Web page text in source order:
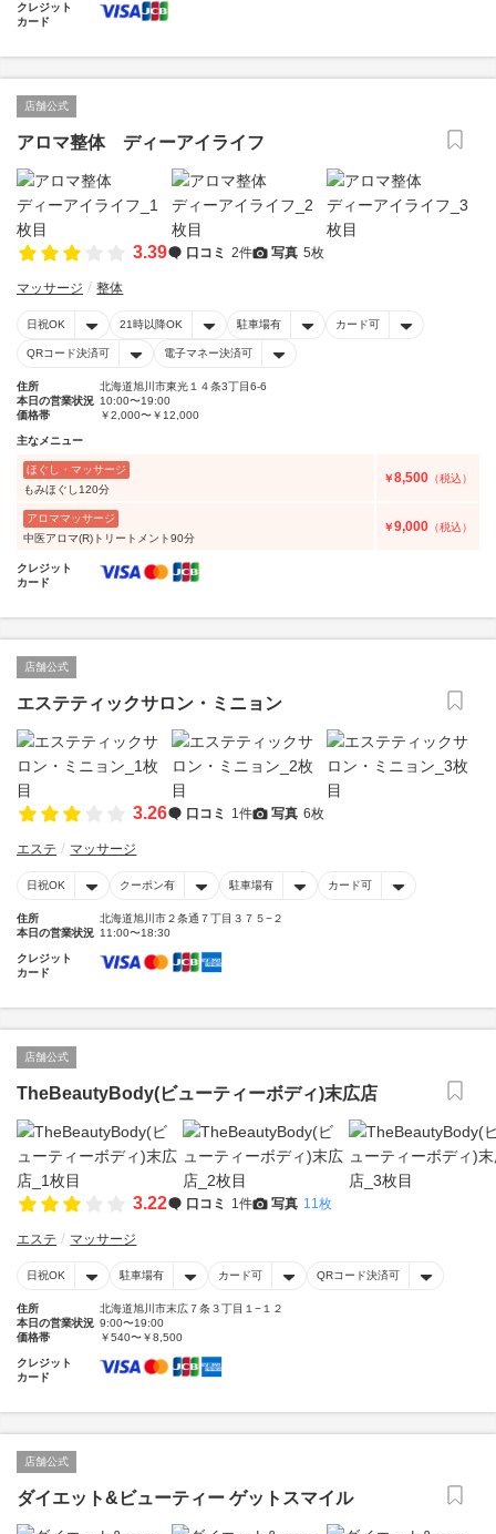
クレジット
カード
店舗公式
アロマ整体 ディーアイライフ
3.39 口コミ 2件 写真 5枚
マッサージ 整体
日祝OK 21時以降OK 駐車場有 カード可
QRコード決済可 電子マネー決済可
住所
北海道旭川市東光１４条3丁目6-6
本日の営業状況 10:00〜19:00
価格帯
￥2,000〜￥12,000
主なメニュー
ほぐし・マッサージ
もみほぐし120分
￥8,500 （税込）
アロママッサージ
中医アロマ(R)トリートメント90分
￥9,000 （税込）
クレジット
カード
店舗公式
エステティックサロン・ミニョン
3.26 口コミ 1件 写真 6枚
エステ マッサージ
日祝OK クーポン有 駐車場有 カード可
住所
北海道旭川市２条通７丁目３７５−２
本日の営業状況 11:00〜18:30
クレジット
カード
店舗公式
TheBeautyBody(ビューティーボディ)末広店
3.22 口コミ 1件 写真 11枚
エステ マッサージ
日祝OK 駐車場有 カード可 QRコード決済可
住所
北海道旭川市末広７条３丁目１−１２
本日の営業状況 9:00〜19:00
価格帯
￥540〜￥8,500
クレジット
カード
店舗公式
ダイエット&ビューティー ゲットスマイル